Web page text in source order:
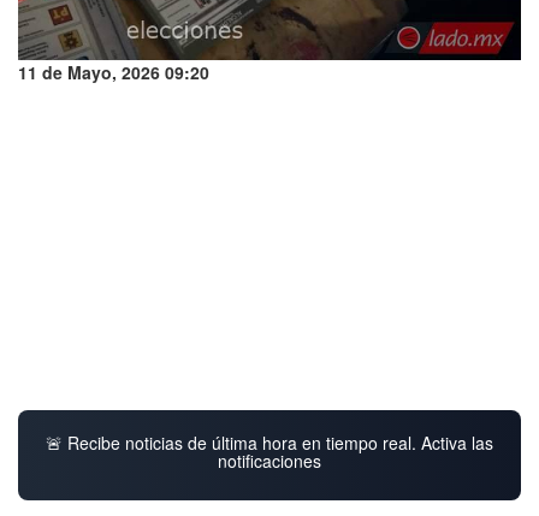
11 de Mayo, 2026 09:20
🚨 Recibe noticias de última hora en tiempo real. Activa las
notificaciones